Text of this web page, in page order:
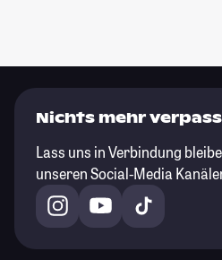
Nichts mehr
Lass uns in Verbindung
unseren Social-Media